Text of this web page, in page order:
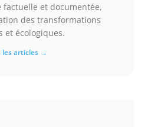
et documentée,
des transformations
et écologiques.
les articles →